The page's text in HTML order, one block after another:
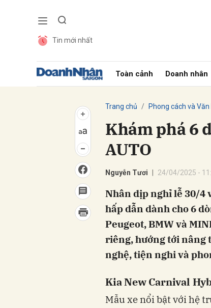
Tin mới nhất
Toàn cảnh Doanh nhân
Trang chủ Phong cách và Văn
Khám phá 6
AUTO
Nguyễn Tươi 24/04/2025 -
Nhân dịp nghỉ lễ 30/4
hấp dẫn dành cho 6
Peugeot, BMW và
riêng, hướng tới nâng
nghệ, tiện nghi và
Kia New Carnival
Mẫu xe nổi bật với hệ